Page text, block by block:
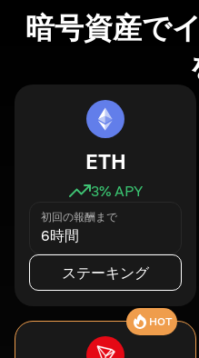
暗号資産で
ETH
3% APY
初回の報酬まで
6時間
ステーキング
HOT